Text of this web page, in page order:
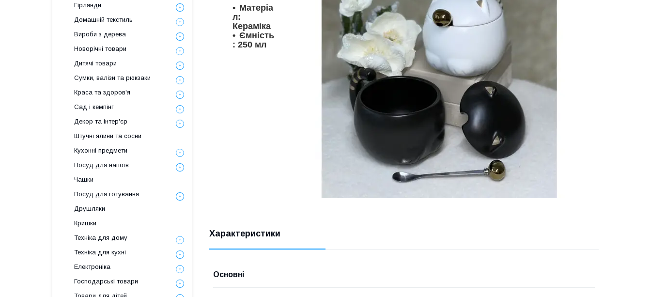
Матеріа
л:
Кераміка
Ємність
: 250 мл
Характеристики
Основні
Гірлянди
Домашній текстиль
Вироби з дерева
Новорічні товари
Дитячі товари
Сумки, валізи та рюкзаки
Краса та здоров'я
Сад і кемпінг
Декор та інтер'єр
Штучні ялини та сосни
Кухонні предмети
Посуд для напоїв
Чашки
Посуд для готування
Друшляки
Кришки
Техніка для дому
Техніка для кухні
Електроніка
Господарські товари